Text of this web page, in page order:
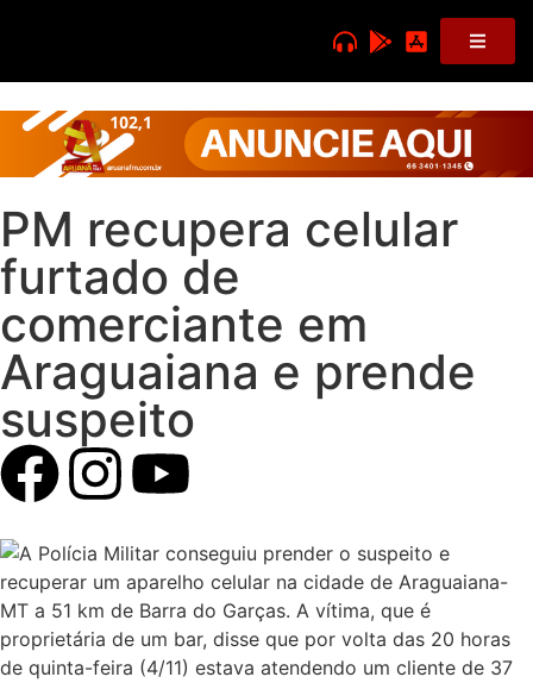
PM recupera celular
furtado de
comerciante em
Araguaiana e prende
suspeito
A Polícia Militar conseguiu prender o suspeito e
recuperar um aparelho celular na cidade de Araguaiana-
MT a 51 km de Barra do Garças. A vítima, que é
proprietária de um bar, disse que por volta das 20 horas
de quinta-feira (4/11) estava atendendo um cliente de 37